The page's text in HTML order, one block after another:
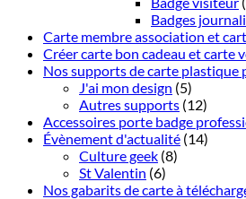
Badges
Carte membre association et
Créer carte bon cadeau et carte
Nos supports de carte plastique
J'ai mon design (5)
Autres supports (12)
Accessoires porte badge
Évènement d'actualité (14)
Culture geek (8)
St Valentin (6)
Nos gabarits de carte à